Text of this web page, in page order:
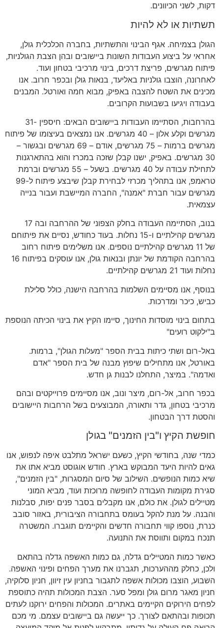
דקות, לשני הכיוונים.
תשתיות או לא להיות
הגולן בצמיחה. אגף הבינוי והתשתיות, בחברה הכלכלית גולן,
אחראי על ביצוע העבודות השונות ביישובים ובהן הצבת הגולניות,
פיתוח מגרשים, פריצת דרכים, בינוי מרכיבי בטחון ועוד.
לאחרונה, הוצבו גולניות באליעד, בנאות גולן ובכפר חרוב. אנו
מכינים את השטח להצבה באפיק, מבוא חמה ואורטל. המבנים
בעבודה ויגיעו בשבועות הקרובים.
בהרחבות, הסתיימו העבודות ביישובים הבאים: חיספין -31
מגרשים וקלע אלון – 40 מגרשים. אנו נמצאים בעיצומו של פיתוח
מגרשים ברמות – 75 מגרשים, אודם – 69 מגרשים ובגשור –
30 מגרשים. באפיק, ישנו קבלן שזכה במכרז והוא בהתארגנות
לתחילת עבודה על 40 מגרשים. בשעל – 55 מגרשים וברמת
טראמפ, אנו בתהליך מכרזי לבחירת קבלן שיבצע פיתוח ל-99
מגרשים עבור חברת "אמנה", החברה המיישבת ועבור בנייה
עצמאית.
בנוב, הסתיימה העבודה בחלק הצפוני של ההרחבה ובה 17
מגרשים קהילתיים ו-15 נחלות. בעוד כחודש, נסיים את פיתוחם
של 11 מגרשים קהילתיים נוספים. אנו משלימים פיתוח רחוב
בהרחבה הקודמת של יונתן ובנאות גולן, אנו עוסקים בפיתוח 16
נחלות ועוד 21 מגרשים קהילתיים.
בנוסף, אנו מסיימים השלמות בהרחבה הישנה, כולל סלילת
כביש, כיכר ומדרכות.
בתחום בינוי מוסדות החינוך, סיימו הקיץ את בינוי הכיתה הנוספת
ב"ילקוט רועים"
באל-רום ושתי כיתות בבית הספר "מעלות הגולן", ברמות.
באורטל, אנו מתחילים שיפוץ מבנה של בית הספר "אדם
ואדמה". במיצר, התחלנו לבנות גן חדש.
בכפר חרוב, אל-רום, מיצר ונוב, אנו מסיימים פרוייקטים ובהם
מרכיבי בטחון, גדר ותאורה, המבוצעים בשל הרחבות היישובים
והסטת דרך הבטחון.
חופשת הקיץ ו"בין הזמנים" בגולן
כמדי שנה, בחודשי הקיץ, כשעם ישראל מתלבט איפה לנפוש, אנו
גאים להיות היעד המבוקש בארץ. חודש אוגוסט מביא אתו את
שיא כמות הנופשים. השילוב של סיום המסגרות, "בין הזמנים",
סגירת מקומות העבודה לחופשה מרוכזת ועוד, מביא המוני
מטיילים לגולן. את כולם, אנו מקבלים בסבר פנים יפות, סבלנות
והבנה. על מנת להקל בעומס בתחבורה הציבורית, באזור סובב
כנרת, נוספו קווי תחבורה חדשים והקיימים תוגברו. המשטרה
תנכח במקום ותווסת את התנועה.
כאשר כמות המטיילים גדלה, גם כמות האשפה גדלה בהתאם
ולכן, כחלק מההערכות, תגברנו את מערך הפחים ופינוי האשפה.
השבוע, הוצבו מכולות אשפה לתגבור בחניון עין זיוון, חניון סלוקיה,
חניון מאגר מרום גולן ומפל סער. הצבת המכולות תהיה כתוספת
לפחים הירוקים הקיימים באתרים. המכולות והפחים ירוקנו לעתים
תכופות ובהתאם לצורך. כך ייעשה גם ביישובים עצמם. מי מכם